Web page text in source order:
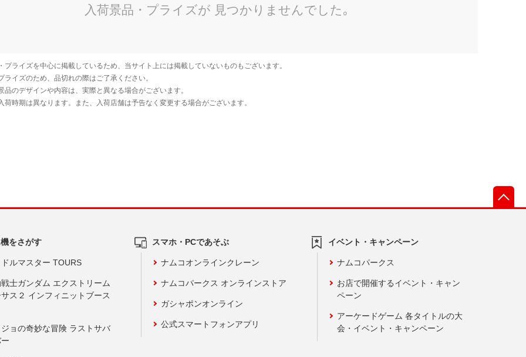
をさがす
ルマスター TOURS
士ガンダム エクストリーム
ス２ インフィニットブース
ョの奇妙な冒険 ラストサバ
スマホ・PCであそぶ
ナムコオンラインクレーン
ナムコパークス オンラインストア
ガシャポンオンライン
公式スマートフォンアプリ
イベント・キャンペーン
ナムコパークス
お店で開催するイベント・キャン
ペーン
アーケードゲーム 各タイトルの大
会・イベント・キャンペーン